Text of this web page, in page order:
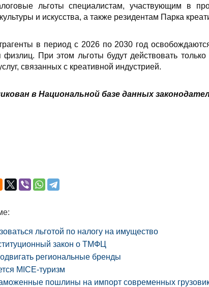
льготы специалистам, участвующим в
и искусства, а также резидентам Парка
в период с 2026 по 2030 год
При этом льготы будут действовать
связанных с креативной индустрией.
в Национальной базе данных
льготой по налогу на имущество
закон о ТМФЦ
региональные бренды
MICE-туризм
пошлины на импорт современных